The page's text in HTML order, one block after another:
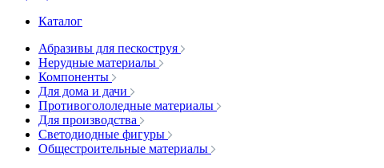
Каталог
Абразивы для пескоструя
Нерудные материалы
Компоненты
Для дома и дачи
Противогололедные материалы
Для производства
Светодиодные фигуры
Общестроительные материалы